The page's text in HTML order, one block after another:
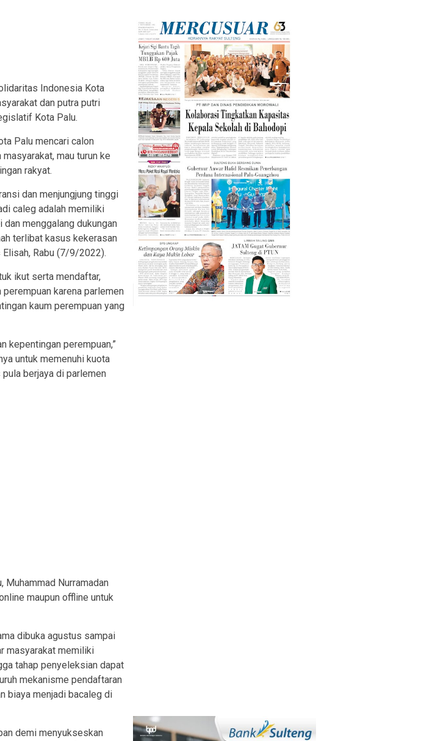
Indonesia Kota
dan putra putri
Kota Palu.
Palu mencari calon
mau turun ke
rakyat.
dan menjungjung tinggi
caleg adalah memiliki
menggalang dukungan
terlibat kasus kekerasan
Elisah, Rabu (7/9/2022).
ikut serta mendaftar,
karena parlemen
kaum perempuan yang
kepentingan perempuan,”
untuk memenuhi kuota
berjaya di parlemen
Muhammad Nurramadan
maupun offline untuk
dibuka agustus sampai
masyarakat memiliki
tahap penyeleksian dapat
mekanisme pendaftaran
biaya menjadi bacaleg di
demi menyukseskan